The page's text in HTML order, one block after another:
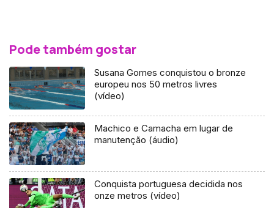
Pode também gostar
Susana Gomes conquistou o bronze
europeu nos 50 metros livres
(vídeo)
Machico e Camacha em lugar de
manutenção (áudio)
Conquista portuguesa decidida nos
onze metros (vídeo)